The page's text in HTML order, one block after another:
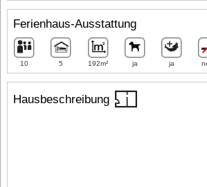
Hausbeschreibung
Ferienhaus-Ausstattung
10 5 192m² ja ja